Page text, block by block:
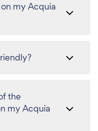
my Acquia
the
my Acquia